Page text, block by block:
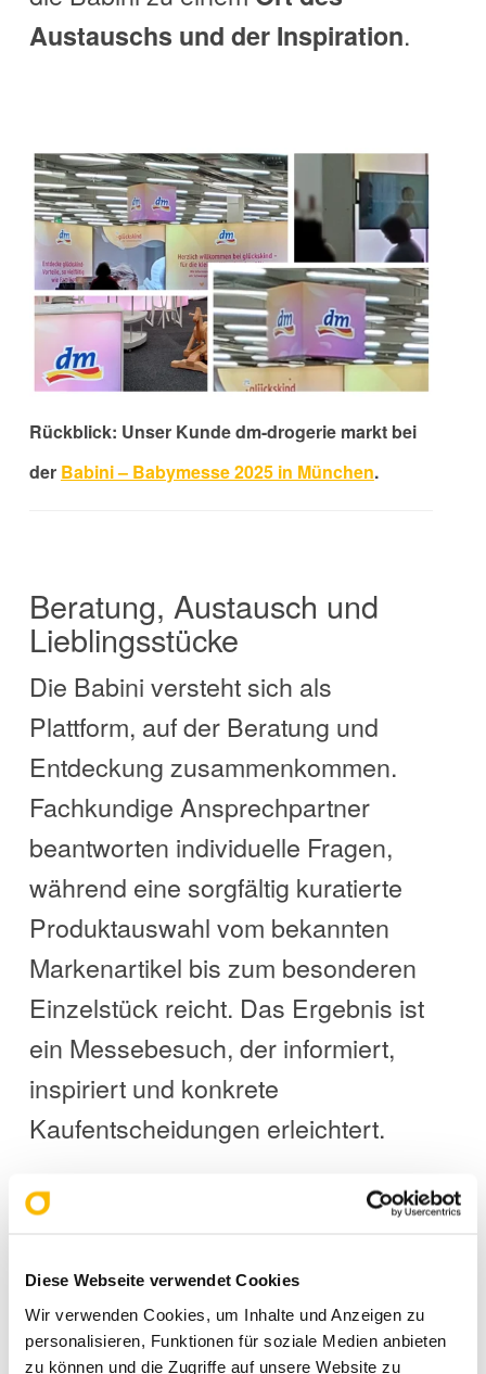
Diese Webseite verwendet Cookies
Wir verwenden Cookies, um Inhalte und Anzeigen zu
personalisieren, Funktionen für soziale Medien anbieten
zu können und die Zugriffe auf unsere Website zu
Austauschs und der Inspiration.
Rückblick: Unser Kunde dm-drogerie markt bei
der Babini – Babymesse 2025 in München.
Beratung, Austausch und
Lieblingsstücke
Die Babini versteht sich als
Plattform, auf der Beratung und
Entdeckung zusammenkommen.
Fachkundige Ansprechpartner
beantworten individuelle Fragen,
während eine sorgfältig kuratierte
Produktauswahl vom bekannten
Markenartikel bis zum besonderen
Einzelstück reicht. Das Ergebnis ist
ein Messebesuch, der informiert,
inspiriert und konkrete
Kaufentscheidungen erleichtert.
Tage voller Orientierung, Trends
und persönlicher Beratung – ein
Ausblick, der Vorfreude auf ein